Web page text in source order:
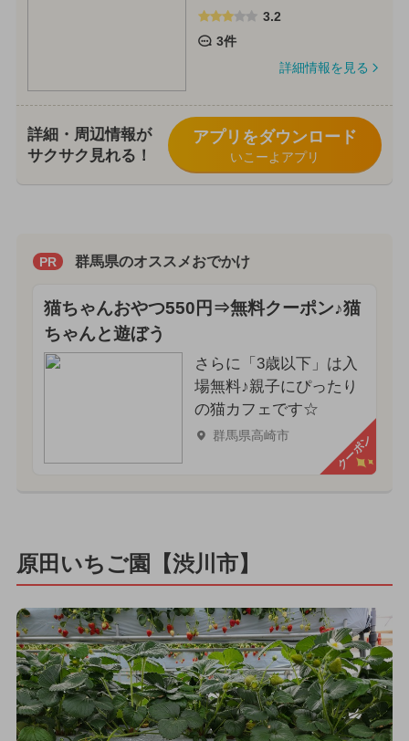
3.2
3件
詳細情報を見る
詳細・周辺情報が
サクサク見れる！
アプリをダウンロード
いこーよアプリ
PR 群馬県のオススメおでかけ
猫ちゃんおやつ550円⇒無料クーポン♪猫
ちゃんと遊ぼう
さらに「3歳以下」は入
場無料♪親子にぴったり
の猫カフェです☆
群馬県高崎市 クーポン
原田いちご園【渋川市】